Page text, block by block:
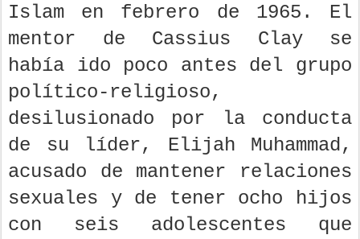
Islam en febrero de 1965. El
mentor de Cassius Clay se
había ido poco antes del grupo
político-religioso,
desilusionado por la conducta
de su líder, Elijah Muhammad,
acusado de mantener relaciones
sexuales y de tener ocho hijos
con seis adolescentes que